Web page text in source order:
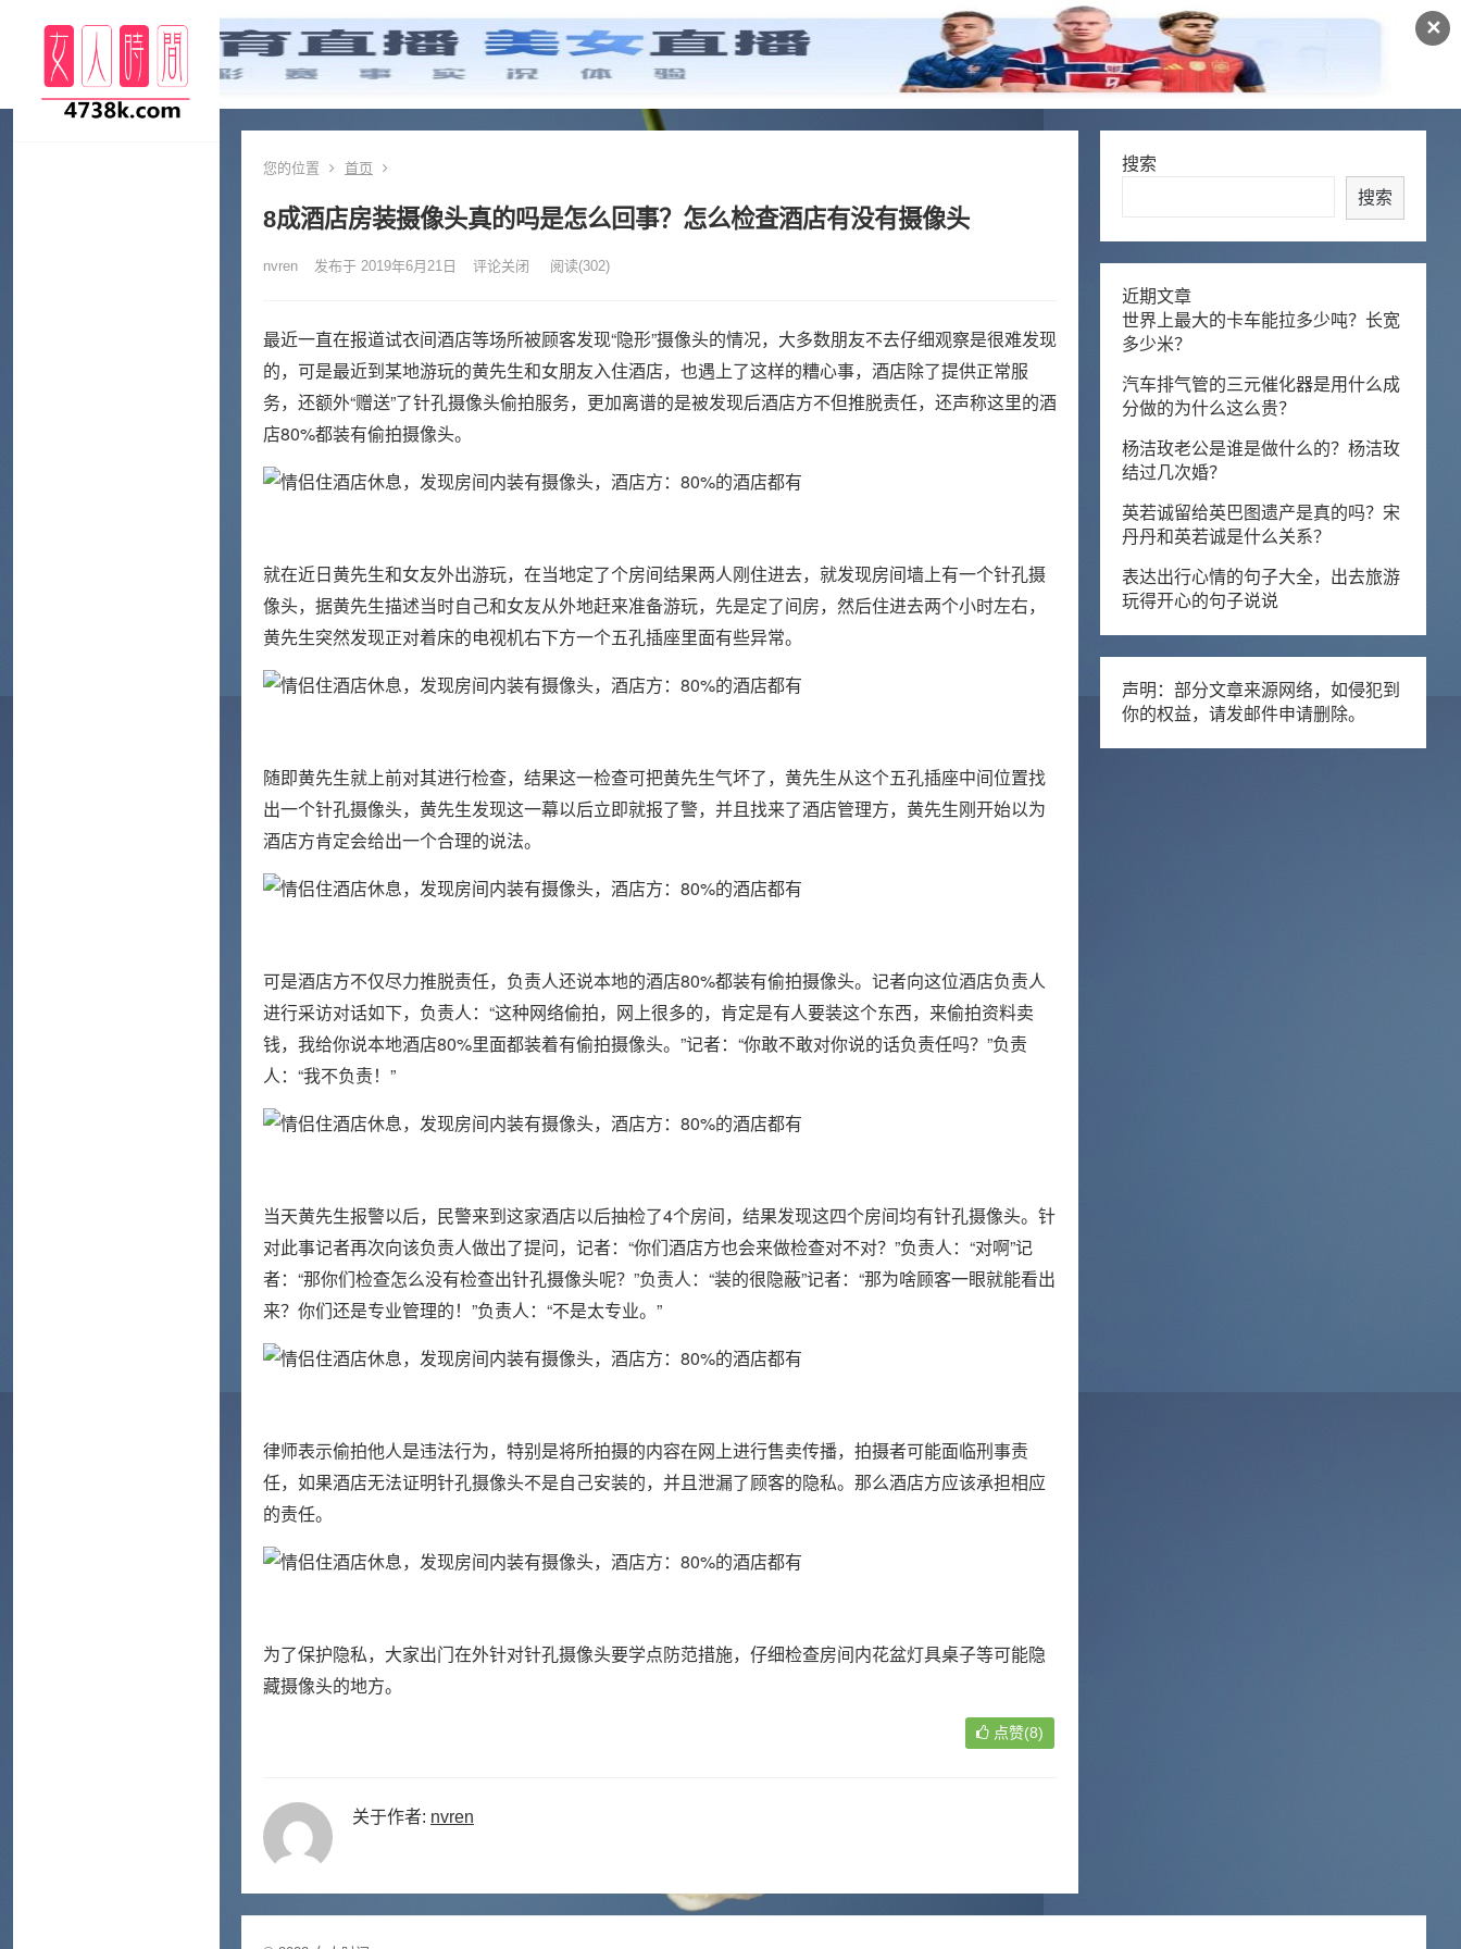
✕
您的位置 首页
8成酒店房装摄像头真的吗是怎么回事？怎么检查酒店有没有摄像头
nvren 发布于 2019年6月21日 评论关闭 阅读(302)
最近一直在报道试衣间酒店等场所被顾客发现“隐形”摄像头的情况，大多数朋友不去仔细观察是很难发现
的，可是最近到某地游玩的黄先生和女朋友入住酒店，也遇上了这样的糟心事，酒店除了提供正常服
务，还额外“赠送”了针孔摄像头偷拍服务，更加离谱的是被发现后酒店方不但推脱责任，还声称这里的酒
店80%都装有偷拍摄像头。
就在近日黄先生和女友外出游玩，在当地定了个房间结果两人刚住进去，就发现房间墙上有一个针孔摄
像头，据黄先生描述当时自己和女友从外地赶来准备游玩，先是定了间房，然后住进去两个小时左右，
黄先生突然发现正对着床的电视机右下方一个五孔插座里面有些异常。
随即黄先生就上前对其进行检查，结果这一检查可把黄先生气坏了，黄先生从这个五孔插座中间位置找
出一个针孔摄像头，黄先生发现这一幕以后立即就报了警，并且找来了酒店管理方，黄先生刚开始以为
酒店方肯定会给出一个合理的说法。
可是酒店方不仅尽力推脱责任，负责人还说本地的酒店80%都装有偷拍摄像头。记者向这位酒店负责人
进行采访对话如下，负责人：“这种网络偷拍，网上很多的，肯定是有人要装这个东西，来偷拍资料卖
钱，我给你说本地酒店80%里面都装着有偷拍摄像头。”记者：“你敢不敢对你说的话负责任吗？”负责
人：“我不负责！”
当天黄先生报警以后，民警来到这家酒店以后抽检了4个房间，结果发现这四个房间均有针孔摄像头。针
对此事记者再次向该负责人做出了提问，记者：“你们酒店方也会来做检查对不对？”负责人：“对啊”记
者：“那你们检查怎么没有检查出针孔摄像头呢？”负责人：“装的很隐蔽”记者：“那为啥顾客一眼就能看出
来？你们还是专业管理的！”负责人：“不是太专业。”
律师表示偷拍他人是违法行为，特别是将所拍摄的内容在网上进行售卖传播，拍摄者可能面临刑事责
任，如果酒店无法证明针孔摄像头不是自己安装的，并且泄漏了顾客的隐私。那么酒店方应该承担相应
的责任。
为了保护隐私，大家出门在外针对针孔摄像头要学点防范措施，仔细检查房间内花盆灯具桌子等可能隐
藏摄像头的地方。
点赞(8)
关于作者: nvren
搜索
搜索
近期文章
世界上最大的卡车能拉多少吨？长宽
多少米？
汽车排气管的三元催化器是用什么成
分做的为什么这么贵？
杨洁玫老公是谁是做什么的？杨洁玫
结过几次婚？
英若诚留给英巴图遗产是真的吗？宋
丹丹和英若诚是什么关系？
表达出行心情的句子大全，出去旅游
玩得开心的句子说说
声明：部分文章来源网络，如侵犯到
你的权益，请发邮件申请删除。